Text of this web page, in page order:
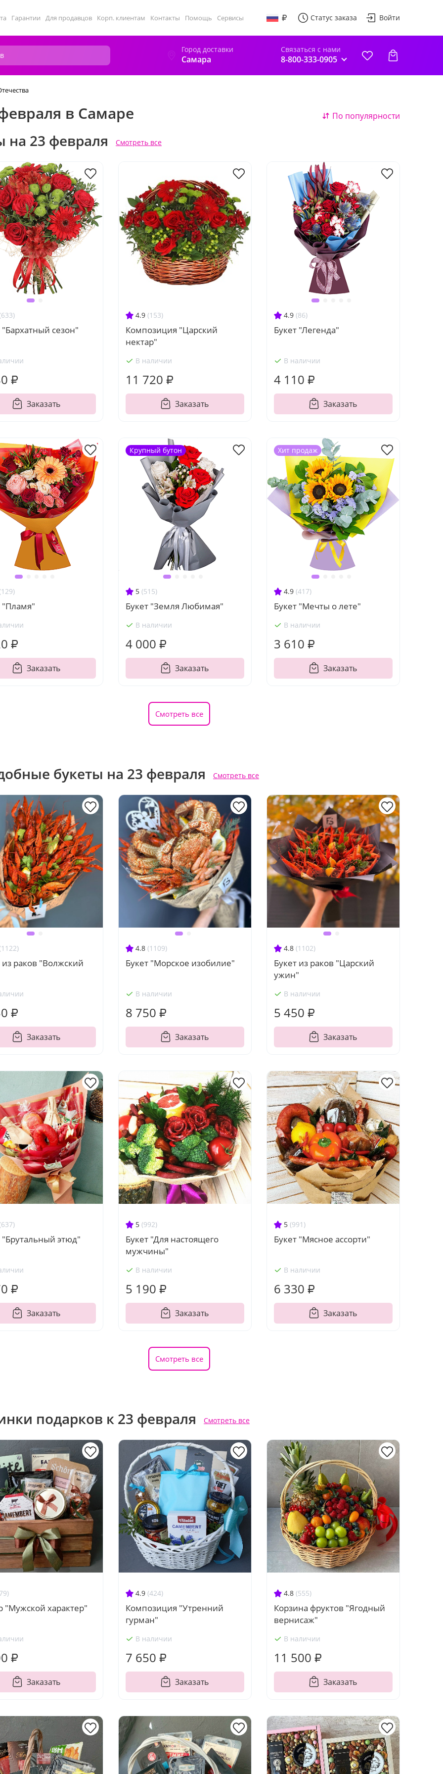
Гарантии Для продавцов Корп. клиентам Контакты Помощь Сервисы Статус заказа Войти
Город доставки
Самара
Связаться с нами
8-800-333-0905
в Самаре По популярности
на 23 февраля Смотреть все
"Бархатный сезон"
₽
Заказать
4.9 (153)
Композиция "Царский
нектар"
В наличии
11 720 ₽
Заказать
4.9 (86)
Букет "Легенда"
В наличии
4 110 ₽
Заказать
"Пламя"
₽
Заказать
5 (515)
Букет "Земля Любимая"
В наличии
4 000 ₽
Заказать
Крупный бутон
4.9 (417)
Букет "Мечты о лете"
В наличии
3 610 ₽
Заказать
Хит продаж
Смотреть все
букеты на 23 февраля Смотреть все
из раков "Волжский
₽
Заказать
4.8 (1109)
Букет "Морское изобилие"
В наличии
8 750 ₽
Заказать
4.8 (1102)
Букет из раков "Царский
ужин"
В наличии
5 450 ₽
Заказать
"Брутальный этюд"
₽
Заказать
5 (992)
Букет "Для настоящего
мужчины"
В наличии
5 190 ₽
Заказать
5 (991)
Букет "Мясное ассорти"
В наличии
6 330 ₽
Заказать
Смотреть все
подарков к 23 февраля Смотреть все
"Мужской характер"
₽
Заказать
4.9 (424)
Композиция "Утренний
гурман"
В наличии
7 650 ₽
Заказать
4.8 (555)
Корзина фруктов "Ягодный
вернисаж"
В наличии
11 500 ₽
Заказать